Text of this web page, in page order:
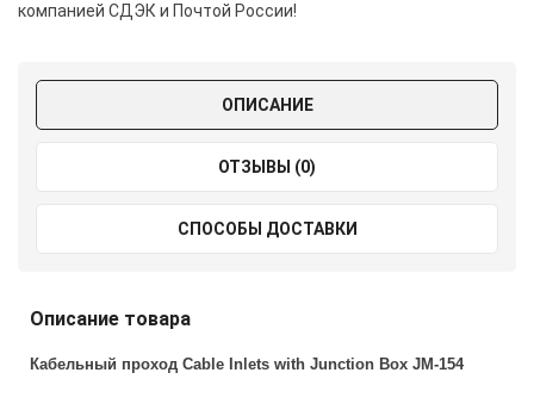
компанией СДЭК и Почтой России!
ОПИСАНИЕ
ОТЗЫВЫ (0)
СПОСОБЫ ДОСТАВКИ
Описание товара
Кабельный проход Cable Inlets with Junction Box JM-154